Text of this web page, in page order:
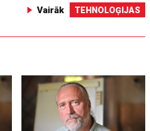
Vairāk TEHNOLOĢIJAS